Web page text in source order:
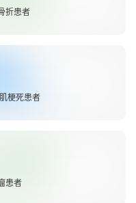
折患者
梗死患者
患者